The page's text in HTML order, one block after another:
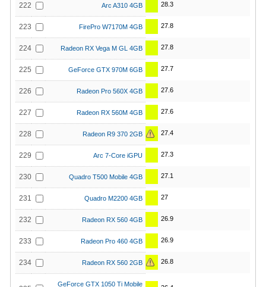
222 Arc A310 4GB 28.3
223 FirePro W7170M 4GB 27.8
224 Radeon RX Vega M GL 4GB 27.8
225 GeForce GTX 970M 6GB 27.7
226 Radeon Pro 560X 4GB 27.6
227 Radeon RX 560M 4GB 27.6
228 Radeon R9 370 2GB 27.4
229 Arc 7-Core iGPU 27.3
230 Quadro T500 Mobile 4GB 27.1
231 Quadro M2200 4GB 27
232 Radeon RX 560 4GB 26.9
233 Radeon Pro 460 4GB 26.9
234 Radeon RX 560 2GB 26.8
GeForce GTX 1050 Ti Mobile